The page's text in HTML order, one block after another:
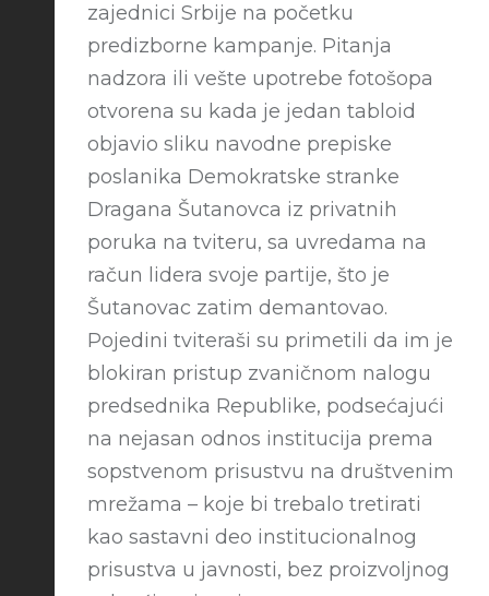
zajednici Srbije na početku
predizborne kampanje. Pitanja
nadzora ili vešte upotrebe fotošopa
otvorena su kada je jedan tabloid
objavio sliku navodne prepiske
poslanika Demokratske stranke
Dragana Šutanovca iz privatnih
poruka na tviteru, sa uvredama na
račun lidera svoje partije, što je
Šutanovac zatim demantovao.
Pojedini tviteraši su primetili da im je
blokiran pristup zvaničnom nalogu
predsednika Republike, podsećajući
na nejasan odnos institucija prema
sopstvenom prisustvu na društvenim
mrežama – koje bi trebalo tretirati
kao sastavni deo institucionalnog
prisustva u javnosti, bez proizvoljnog